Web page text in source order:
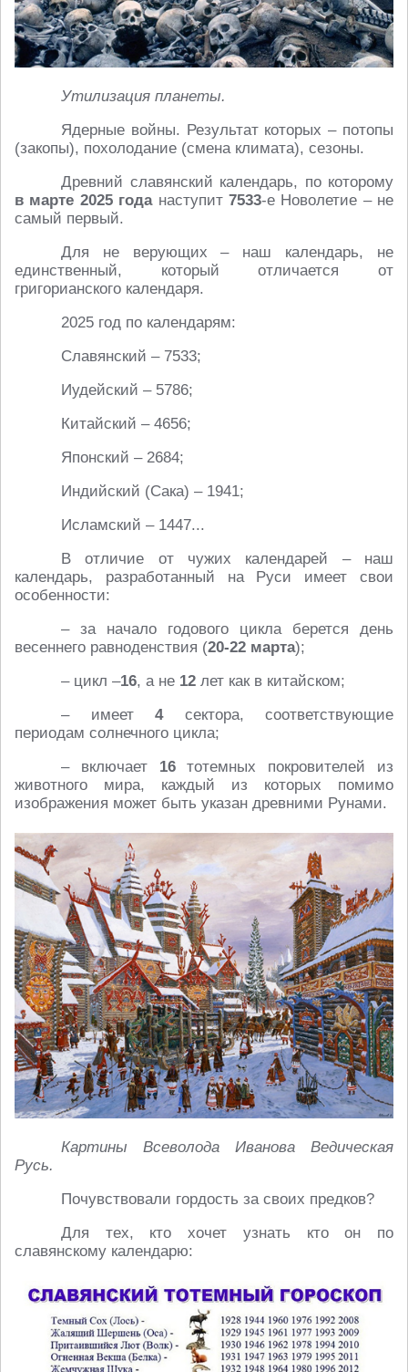
Утилизация планеты.
Ядерные войны. Результат которых – потопы
(закопы), похолодание (смена климата), сезоны.
Древний славянский календарь, по которому
в марте 2025 годанаступит 7533-е Новолетие – не
самый первый.
Для не верующих – наш календарь, не
единственный, который отличается от
григорианского календаря.
2025 год по календарям:
Славянский – 7533;
Иудейский – 5786;
Китайский – 4656;
Японский – 2684;
Индийский (Сака) – 1941;
Исламский – 1447...
В отличие от чужих календарей – наш
календарь, разработанный на Руси имеет свои
особенности:
– за начало годового цикла берется день
весеннего равноденствия (20-22 марта);
– цикл –16, а не 12 лет как в китайском;
– имеет 4сектора, соответствующие
периодам солнечного цикла;
– включает 16тотемных покровителей из
животного мира, каждый из которых помимо
изображения может быть указан древними Рунами.
Картины Всеволода Иванова Ведическая
Русь.
Почувствовали гордость за своих предков?
Для тех, кто хочет узнать кто он по
славянскому календарю: